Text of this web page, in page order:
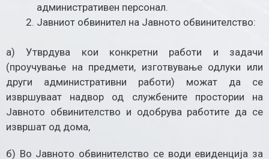
административен персонал.
Јавниот обвинител на Јавното обвинителство:
а) Утврдува кои конкретни работи и задачи
(проучување на предмети, изготвување одлуки или
други административни работи) можат да се
извршуваат надвор од службените простории на
Јавното обвинителство и одобрува работите да се
извршат од дома,
б) Во Јавното обвинителство се води евиденција за